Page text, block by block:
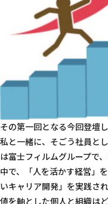
その第一回となる今回登壇
私と一緒に、そごう社員と
は富士フィルムグループで
中で、「人を活かす経営」
いキャリア開発」を実践さ
値を軸とした個人と組織は